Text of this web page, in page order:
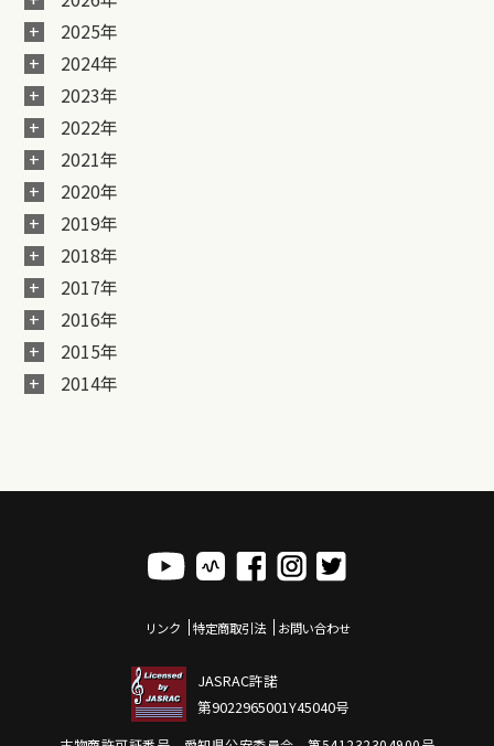
2025年
2024年
2023年
2022年
2021年
2020年
2019年
2018年
2017年
2016年
2015年
2014年
リンク 特定商取引法 お問い合わせ
JASRAC許諾
第9022965001Y45040号